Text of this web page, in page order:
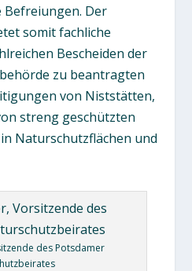
Der
somit fachliche
Bescheiden der
zu beantragten
von Niststätten,
streng geschützten
Naturschutzflächen und
des Potsdamer